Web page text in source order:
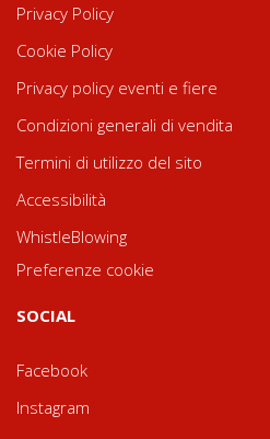
Privacy Policy
Cookie Policy
Privacy policy eventi e fiere
Condizioni generali di vendita
Termini di utilizzo del sito
Accessibilità
WhistleBlowing
Preferenze cookie
SOCIAL
Facebook
Instagram